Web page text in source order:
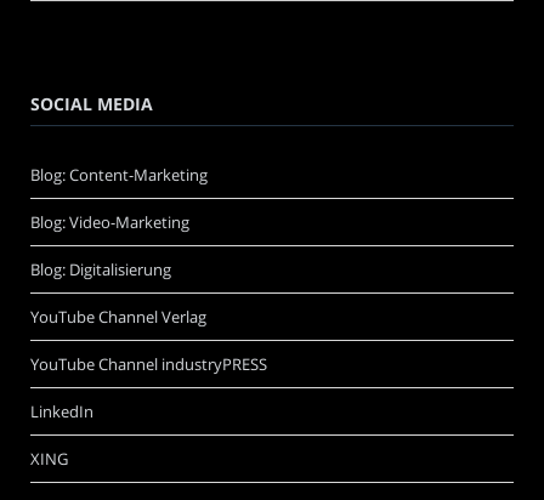
SOCIAL MEDIA
Blog: Content-Marketing
Blog: Video-Marketing
Blog: Digitalisierung
YouTube Channel Verlag
YouTube Channel industryPRESS
LinkedIn
XING